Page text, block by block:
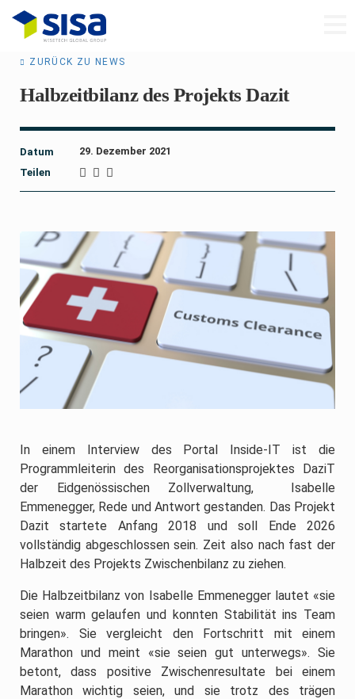
ZURÜCK ZU NEWS
Halbzeitbilanz des Projekts Dazit
Datum
29. Dezember 2021
Teilen
In einem Interview des Portal Inside-IT ist die
Programmleiterin des Reorganisationsprojektes DaziT
der Eidgenössischen Zollverwaltung, Isabelle
Emmenegger, Rede und Antwort gestanden. Das Projekt
Dazit startete Anfang 2018 und soll Ende 2026
vollständig abgeschlossen sein. Zeit also nach fast der
Halbzeit des Projekts Zwischenbilanz zu ziehen.
Die Halbzeitbilanz von Isabelle Emmenegger lautet «sie
seien warm gelaufen und konnten Stabilität ins Team
bringen». Sie vergleicht den Fortschritt mit einem
Marathon und meint «sie seien gut unterwegs». Sie
betont, dass positive Zwischenresultate bei einem
Marathon wichtig seien, und sie trotz des trägen